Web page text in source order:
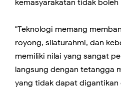
kemasyarakatan tidak boleh
​"Teknologi memang
royong, silaturahmi, dan
memiliki nilai yang sangat
langsung dengan tetangga
yang tidak dapat digantikan